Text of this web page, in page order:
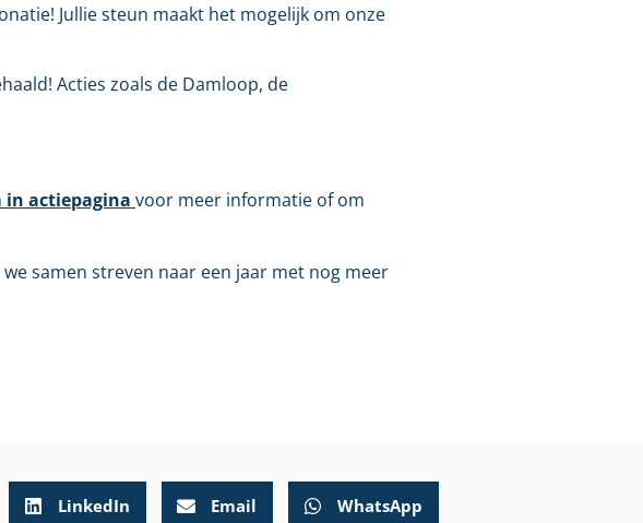
Jullie steun maakt het mogelijk om onze
Acties zoals de Damloop, de
in actiepagina voor meer informatie of om
samen streven naar een jaar met nog meer
LinkedIn Email WhatsApp